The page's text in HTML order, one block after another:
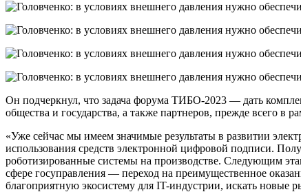
Он подчеркнул, что задача форума ТИБО-2023 — дать
общества и государства, а также партнеров, прежде всего в
«Уже сейчас мы имеем значимые результаты в развитии
использования средств электронной цифровой подписи.
роботизированные системы на производстве. Следующим
сфере госуправления — переход на преимущественное
благоприятную экосистему для IT-индустрии, искать